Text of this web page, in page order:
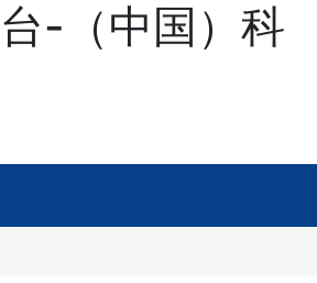
-（中国）科